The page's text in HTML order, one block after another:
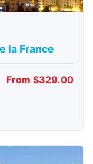
la France
From $329.00